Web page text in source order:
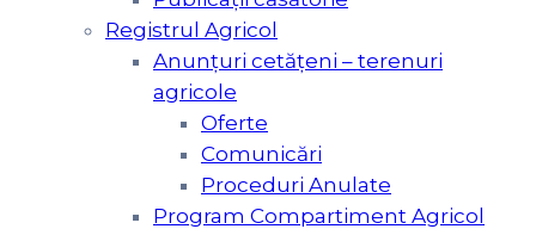
Registrul Agricol
Anunțuri cetățeni – terenuri
agricole
Oferte
Comunicări
Proceduri Anulate
Program Compartiment Agricol